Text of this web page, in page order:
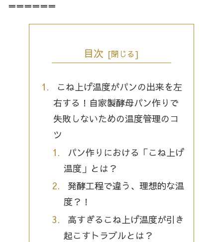
＝＝＝＝＝＝
目次
こね上げ温度がパンの出来を左
右する！自家製酵母パン作りで
失敗しないための温度管理のコ
ツ
パン作りにおける「こね上げ
温度」とは？
発酵工程で違う、理想的な温
度？！
高すぎるこね上げ温度が引き
起こすトラブルとは？